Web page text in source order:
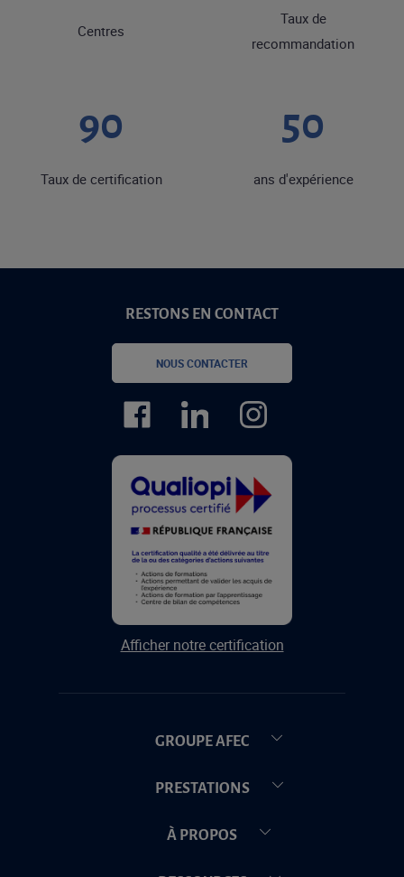
Centres
Taux de
recommandation
90
Taux de certification
50
ans d'expérience
RESTONS EN CONTACT
NOUS CONTACTER
Afficher notre certification
GROUPE AFEC
PRESTATIONS
À PROPOS